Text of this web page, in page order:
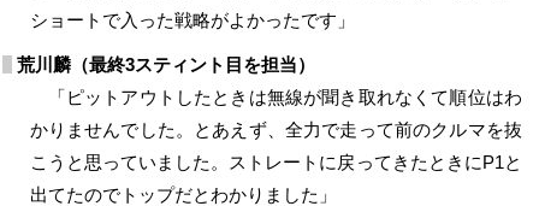
ショートで入った戦略がよかったです」
荒川麟（最終3スティント目を担当）
「ピットアウトしたときは無線が聞き取れなくて順位はわ
かりませんでした。とあえず、全力で走って前のクルマを抜
こうと思っていました。ストレートに戻ってきたときにP1と
出てたのでトップだとわかりました」